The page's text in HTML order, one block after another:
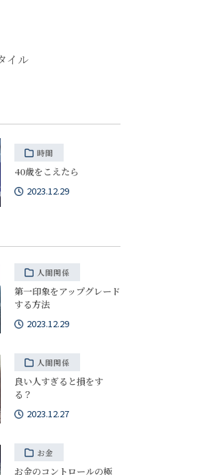
イル
時間
40歳をこえたら
2023.12.29
人間関係
第一印象をアップグレード
する方法
2023.12.29
人間関係
良い人すぎると損をす
る？
2023.12.27
お金
お金のコントロールの極